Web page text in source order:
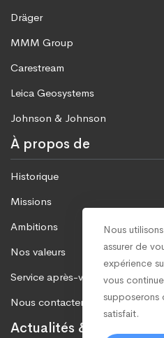
Dräger
MMM Group
Carestream
Leica Geosystems
Johnson & Johnson
À propos de
Historique
Missions
Ambitions
Nos valeurs
Service après-vente
Nous contacter
Actualités & Evènements
Nous
assurer de
expérience
vous
supposerons
satisfait.